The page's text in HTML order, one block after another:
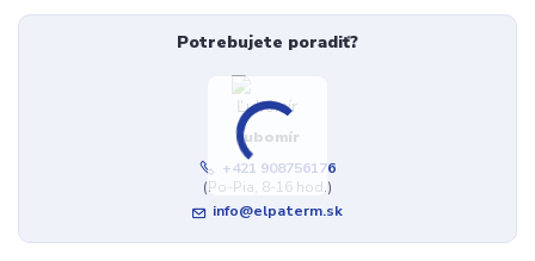
Potrebujete poradiť?
Ľubomír
+421 908756176
(Po-Pia, 8-16 hod.)
info@elpaterm.sk